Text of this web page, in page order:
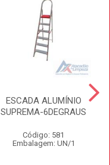
ESCADA ALUMÍNIO
SUPREMA-6DEGRAUS
Código: 581
Embalagem: UN/1